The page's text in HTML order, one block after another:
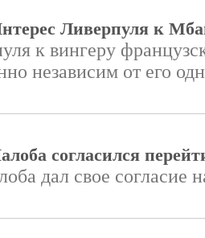
Ливерпуля к
к вингеру
независим от его
согласился
дал свое согласие